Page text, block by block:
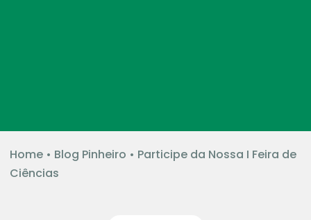
Home• Blog Pinheiro • Participe da Nossa I Feira de
Ciências